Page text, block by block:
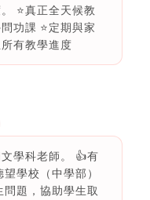
⭐真正全天候教
功課 ⭐定期與家
有教學進度
學科老師。 👍有
學校（中學部）
題，協助學生取